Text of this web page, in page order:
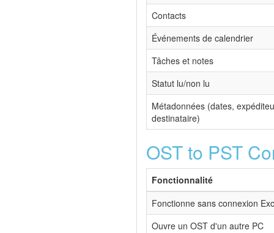
Contacts
Événements de calendrier
Tâches et notes
Statut lu/non lu
Métadonnées (dates,
destinataire)
OST to PST
Fonctionnalité
Fonctionne sans connexion
Ouvre un OST d'un autre PC